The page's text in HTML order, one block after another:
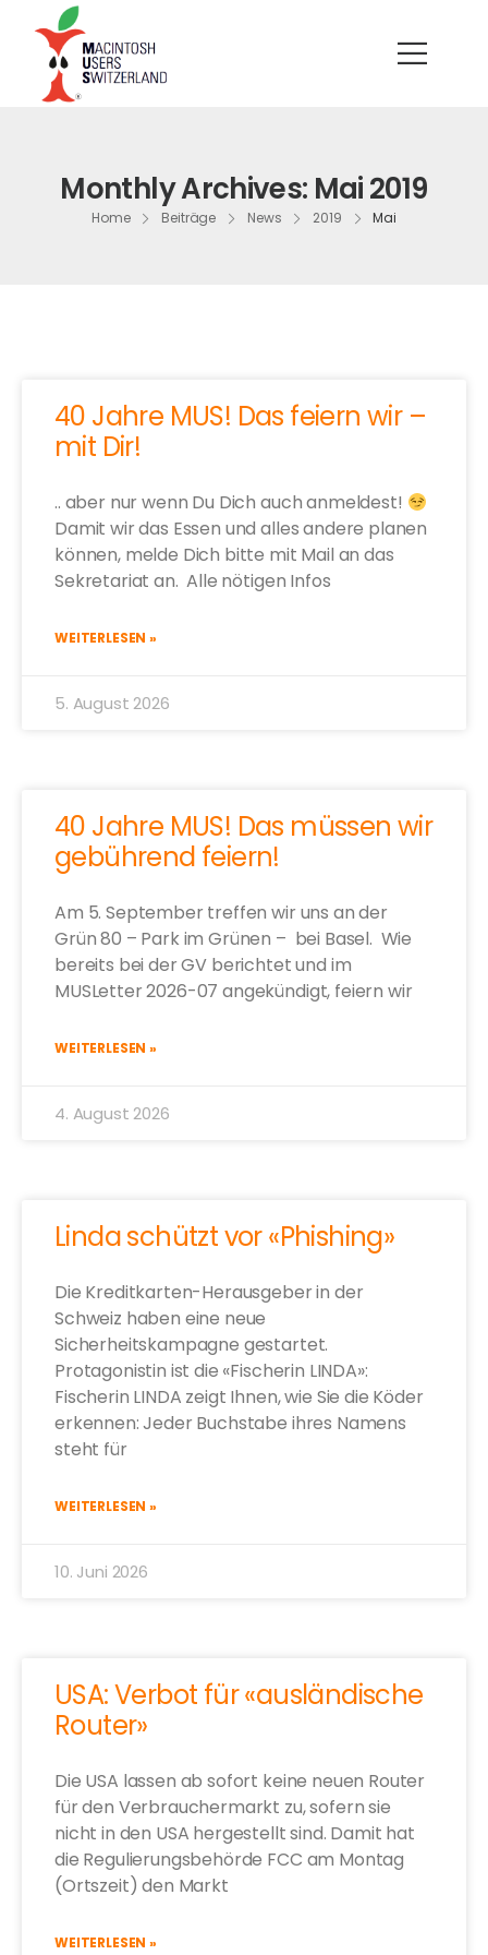
Monthly Archives: Mai 2019
Home Beiträge News 2019 Mai
40 Jahre MUS! Das feiern wir –
mit Dir!
.. aber nur wenn Du Dich auch anmeldest!
Damit wir das Essen und alles andere planen
können, melde Dich bitte mit Mail an das
Sekretariat an. Alle nötigen Infos
WEITERLESEN »
5. August 2026
40 Jahre MUS! Das müssen wir
gebührend feiern!
Am 5. September treffen wir uns an der
Grün 80 – Park im Grünen – bei Basel. Wie
bereits bei der GV berichtet und im
MUSLetter 2026-07 angekündigt, feiern wir
WEITERLESEN »
4. August 2026
Linda schützt vor «Phishing»
Die Kreditkarten-Herausgeber in der
Schweiz haben eine neue
Sicherheitskampagne gestartet.
Protagonistin ist die «Fischerin LINDA»:
Fischerin LINDA zeigt Ihnen, wie Sie die Köder
erkennen: Jeder Buchstabe ihres Namens
steht für
WEITERLESEN »
10. Juni 2026
USA: Verbot für «ausländische
Router»
Die USA lassen ab sofort keine neuen Router
für den Verbrauchermarkt zu, sofern sie
nicht in den USA hergestellt sind. Damit hat
die Regulierungsbehörde FCC am Montag
(Ortszeit) den Markt
WEITERLESEN »